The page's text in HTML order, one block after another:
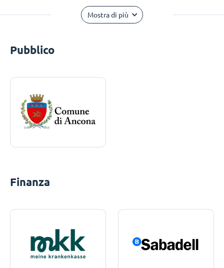
Mostra di più
Pubblico
Finanza